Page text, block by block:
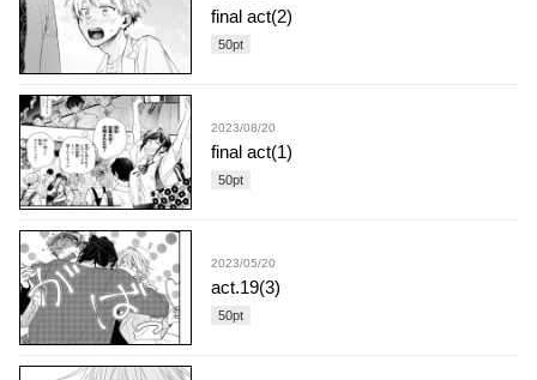
final act(2)
50pt
2023/08/20
final act(1)
50pt
2023/05/20
act.19(3)
50pt